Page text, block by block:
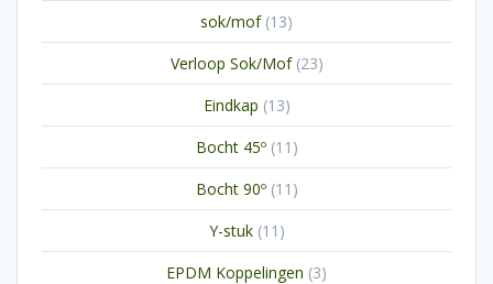
sok/mof 1313
producten
Verloop Sok/Mof 2323
producten
Eindkap 1313
producten
Bocht 45º 11 11
producten
Bocht 90º 11 11
producten
Y-stuk 11 11
producten
EPDM Koppelingen 33